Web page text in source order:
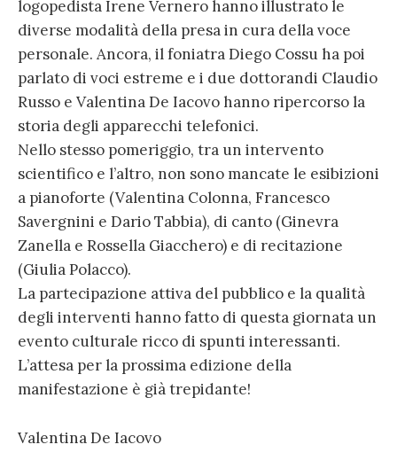
logopedista Irene Vernero hanno illustrato le
diverse modalità della presa in cura della voce
personale. Ancora, il foniatra Diego Cossu ha poi
parlato di voci estreme e i due dottorandi Claudio
Russo e Valentina De Iacovo hanno ripercorso la
storia degli apparecchi telefonici.
Nello stesso pomeriggio, tra un intervento
scientifico e l’altro, non sono mancate le esibizioni
a pianoforte (Valentina Colonna, Francesco
Savergnini e Dario Tabbia), di canto (Ginevra
Zanella e Rossella Giacchero) e di recitazione
(Giulia Polacco).
La partecipazione attiva del pubblico e la qualità
degli interventi hanno fatto di questa giornata un
evento culturale ricco di spunti interessanti.
L’attesa per la prossima edizione della
manifestazione è già trepidante!
Valentina De Iacovo